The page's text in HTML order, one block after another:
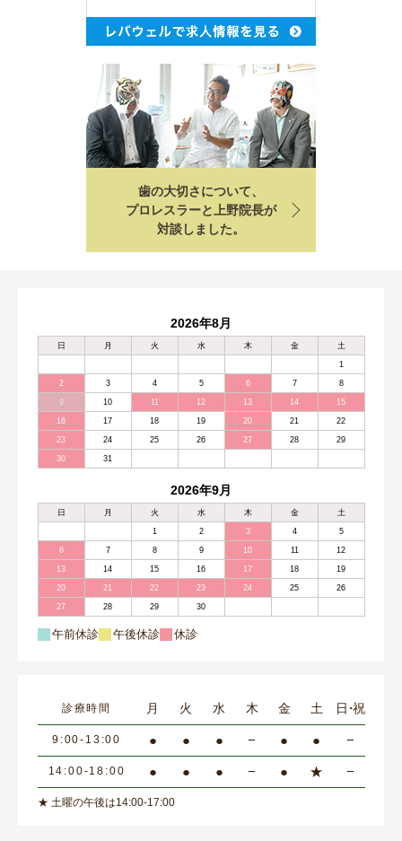
歯の大切さについて、
プロレスラーと上野院長が
対談しました。
2026年8月
日 月 火 水 木 金 土
1
2 3 4 5 6 7 8
9 10 11 12 13 14 15
16 17 18 19 20 21 22
23 24 25 26 27 28 29
30 31
2026年9月
日 月 火 水 木 金 土
1 2 3 4 5
6 7 8 9 10 11 12
13 14 15 16 17 18 19
20 21 22 23 24 25 26
27 28 29 30
午前休診 午後休診 休診
診療時間 月 火 水 木 金 土 日・祝
9:00-13:00 ● ● ● − ● ● −
14:00-18:00 ● ● ● − ● ★ −
★ 土曜の午後は14:00-17:00